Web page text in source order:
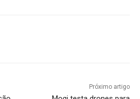
Próximo artigo